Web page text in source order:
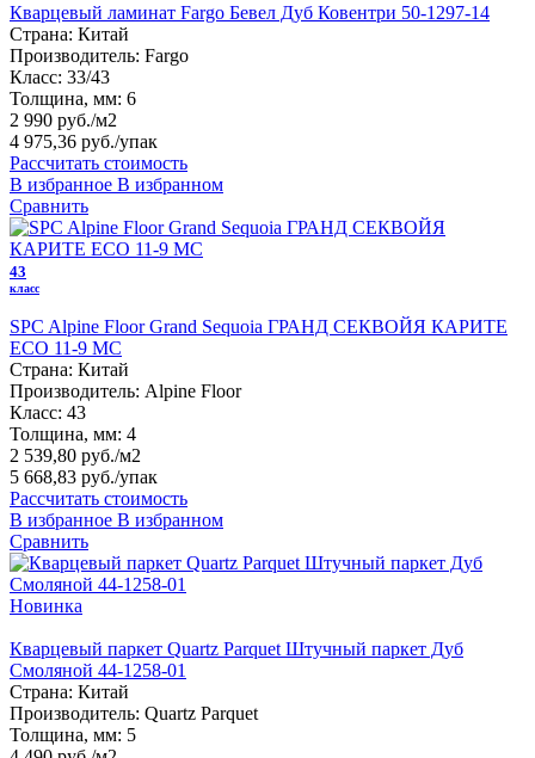
Кварцевый ламинат Fargo Бевел Дуб Ковентри 50-1297-14
Страна: Китай
Производитель: Fargo
Класс: 33/43
Толщина, мм: 6
2 990 руб./м2
4 975,36 руб./упак
Рассчитать стоимость
В избранное В избранном
Сравнить
43
класс
SPC Alpine Floor Grand Sequoia ГРАНД СЕКВОЙЯ КАРИТЕ
ECO 11-9 MC
Страна: Китай
Производитель: Alpine Floor
Класс: 43
Толщина, мм: 4
2 539,80 руб./м2
5 668,83 руб./упак
Рассчитать стоимость
В избранное В избранном
Сравнить
Новинка
Кварцевый паркет Quartz Parquet Штучный паркет Дуб
Смоляной 44-1258-01
Страна: Китай
Производитель: Quartz Parquet
Толщина, мм: 5